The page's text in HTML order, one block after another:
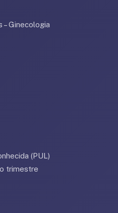
Ginecologia
(PUL)
trimestre